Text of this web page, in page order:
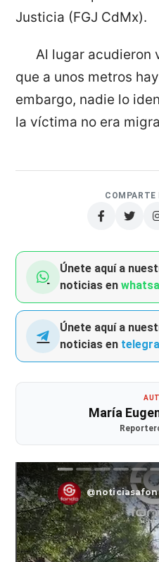
Justicia (FGJ CdMx).
Al lugar acudieron
que a unos metros
embargo, nadie lo
la víctima no era
COMPARTE
Únete aquí a
noticias en
Únete aquí a
noticias en
María